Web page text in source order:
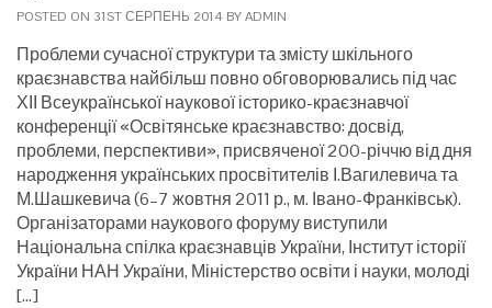
POSTED ON 31ST СЕРПЕНЬ 2014 BY ADMIN
Проблеми сучасної структури та змісту шкільного
краєзнавства найбільш повно обговорювались під час
ХІІ Всеукраїнської наукової історико-краєзнавчої
конференції «Освітянське краєзнавство: досвід,
проблеми, перспективи», присвяченої 200-річчю від дня
народження українських просвітителів І.Вагилевича та
М.Шашкевича (6–7 жовтня 2011 р., м. Івано-Франківськ).
Організаторами наукового форуму виступили
Національна спілка краєзнавців України, Інститут історії
України НАН України, Міністерство освіти і науки, молоді
[…]